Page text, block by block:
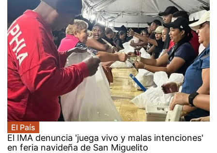
El País
El IMA denuncia 'juega vivo y malas intenciones'
en feria navideña de San Miguelito